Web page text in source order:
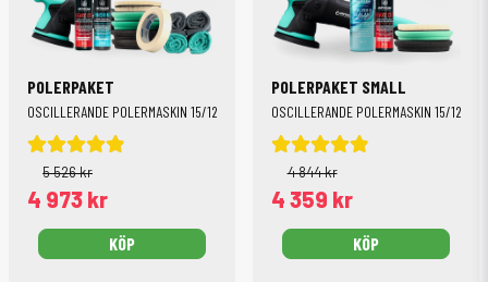
POLERPAKET
OSCILLERANDE POLERMASKIN 15/125 MM + 150MM PROGRESSIV TRIGGER
5 526 kr
4 973 kr
KÖP
POLERPAKET SMALL
OSCILLERANDE POLERMASKIN 15/125
4 844 kr
4 359 kr
KÖP